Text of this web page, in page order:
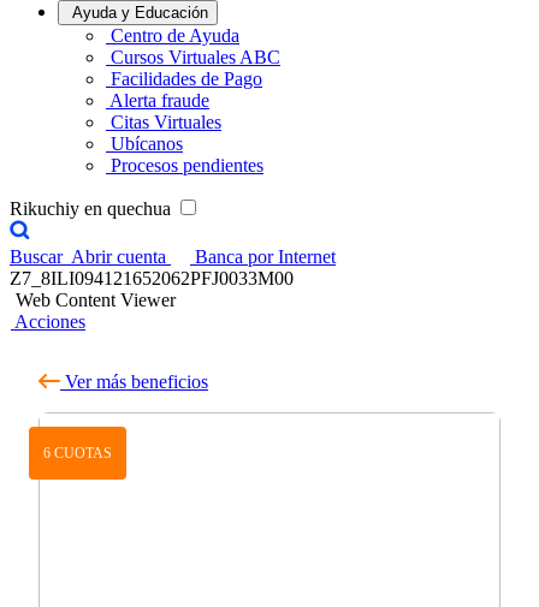
Ayuda y Educación
Centro de Ayuda
Cursos Virtuales ABC
Facilidades de Pago
Alerta fraude
Citas Virtuales
Ubícanos
Procesos pendientes
Rikuchiy en quechua
Buscar Abrir cuenta
Banca por Internet
Z7_8ILI094121652062PFJ0033M00
Web Content Viewer
Acciones
Ver más beneficios
6 CUOTAS